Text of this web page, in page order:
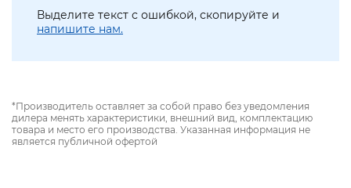
Выделите текст с ошибкой, скопируйте и
напишите нам.
*Производитель оставляет за собой право без уведомления
дилера менять характеристики, внешний вид, комплектацию
товара и место его производства. Указанная информация не
является публичной офертой